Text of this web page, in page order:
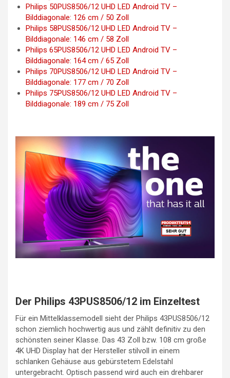
Philips 50PUS8506/12 UHD LED Android TV –
Bilddiagonale: 126 cm / 50 Zoll
Philips 58PUS8506/12 UHD LED Android TV –
Bilddiagonale: 146 cm / 58 Zoll
Philips 65PUS8506/12 UHD LED Android TV –
Bilddiagonale: 164 cm / 65 Zoll
Philips 70PUS8506/12 UHD LED Android TV –
Bilddiagonale: 177 cm / 70 Zoll
Philips 75PUS8506/12 UHD LED Android TV –
Bilddiagonale: 189 cm / 75 Zoll
Der Philips 43PUS8506/12 im Einzeltest
Für ein Mittelklassemodell sieht der Philips 43PUS8506/12
schon ziemlich hochwertig aus und zählt definitiv zu den
schönsten seiner Klasse. Das 43 Zoll bzw. 108 cm große
4K UHD Display hat der Hersteller stilvoll in einem
schlanken Gehäuse aus gebürstetem Edelstahl
untergebracht. Optisch passend wird auch ein drehbarer